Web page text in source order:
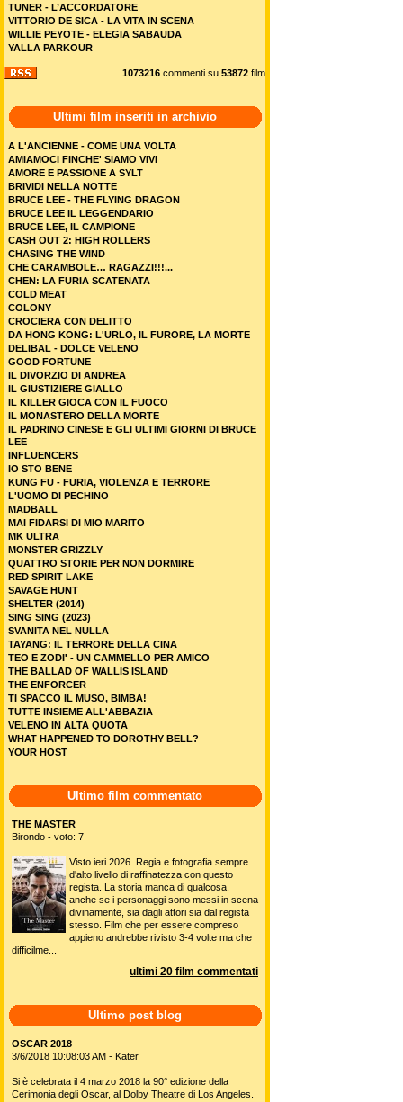
TUNER - L’ACCORDATORE
VITTORIO DE SICA - LA VITA IN SCENA
WILLIE PEYOTE - ELEGIA SABAUDA
YALLA PARKOUR
1073216 commenti su 53872 film
Ultimi film inseriti in archivio
A L'ANCIENNE - COME UNA VOLTA
AMIAMOCI FINCHE' SIAMO VIVI
AMORE E PASSIONE A SYLT
BRIVIDI NELLA NOTTE
BRUCE LEE - THE FLYING DRAGON
BRUCE LEE IL LEGGENDARIO
BRUCE LEE, IL CAMPIONE
CASH OUT 2: HIGH ROLLERS
CHASING THE WIND
CHE CARAMBOLE… RAGAZZI!!!...
CHEN: LA FURIA SCATENATA
COLD MEAT
COLONY
CROCIERA CON DELITTO
DA HONG KONG: L'URLO, IL FURORE, LA MORTE
DELIBAL - DOLCE VELENO
GOOD FORTUNE
IL DIVORZIO DI ANDREA
IL GIUSTIZIERE GIALLO
IL KILLER GIOCA CON IL FUOCO
IL MONASTERO DELLA MORTE
IL PADRINO CINESE E GLI ULTIMI GIORNI DI BRUCE
LEE
INFLUENCERS
IO STO BENE
KUNG FU - FURIA, VIOLENZA E TERRORE
L'UOMO DI PECHINO
MADBALL
MAI FIDARSI DI MIO MARITO
MK ULTRA
MONSTER GRIZZLY
QUATTRO STORIE PER NON DORMIRE
RED SPIRIT LAKE
SAVAGE HUNT
SHELTER (2014)
SING SING (2023)
SVANITA NEL NULLA
TAYANG: IL TERRORE DELLA CINA
TEO E ZODI' - UN CAMMELLO PER AMICO
THE BALLAD OF WALLIS ISLAND
THE ENFORCER
TI SPACCO IL MUSO, BIMBA!
TUTTE INSIEME ALL'ABBAZIA
VELENO IN ALTA QUOTA
WHAT HAPPENED TO DOROTHY BELL?
YOUR HOST
Ultimo film commentato
THE MASTER
Birondo - voto: 7
Visto ieri 2026. Regia e fotografia sempre
d'alto livello di raffinatezza con questo
regista. La storia manca di qualcosa,
anche se i personaggi sono messi in scena
divinamente, sia dagli attori sia dal regista
stesso. Film che per essere compreso
appieno andrebbe rivisto 3-4 volte ma che
difficilme...
ultimi 20 film commentati
Ultimo post blog
OSCAR 2018
3/6/2018 10:08:03 AM - Kater
Si è celebrata il 4 marzo 2018 la 90° edizione della
Cerimonia degli Oscar, al Dolby Theatre di Los Angeles.